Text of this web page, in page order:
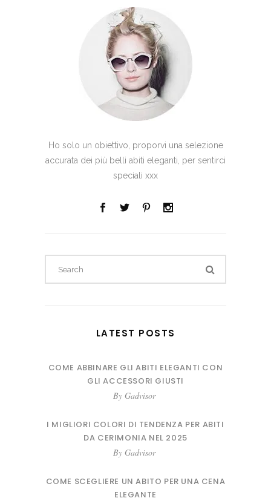
Ho solo un obiettivo, proporvi una selezione
accurata dei più belli abiti eleganti, per sentirci
speciali xxx
LATEST POSTS
COME ABBINARE GLI ABITI ELEGANTI CON
GLI ACCESSORI GIUSTI
By Gadvisor
I MIGLIORI COLORI DI TENDENZA PER ABITI
DA CERIMONIA NEL 2025
By Gadvisor
COME SCEGLIERE UN ABITO PER UNA CENA
ELEGANTE